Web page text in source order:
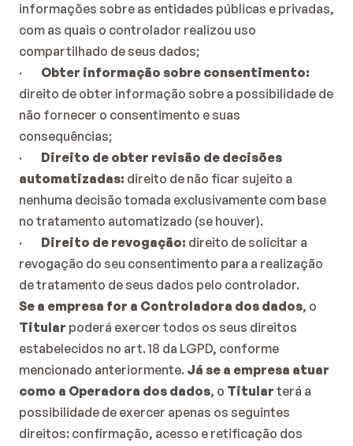
informações sobre as entidades públicas e privadas,
com as quais o controlador realizou uso
compartilhado de seus dados;
· Obter informação sobre consentimento:
direito de obter informação sobre a possibilidade de
não fornecer o consentimento e suas
consequências;
· Direito de obter revisão de decisões
automatizadas: direito de não ficar sujeito a
nenhuma decisão tomada exclusivamente com base
no tratamento automatizado (se houver).
· Direito de revogação: direito de solicitar a
revogação do seu consentimento para a realização
de tratamento de seus dados pelo controlador.
Se a empresa for a Controladora dos dados
Titular poderá exercer todos os seus direitos
estabelecidos no art. 18 da LGPD, conforme
mencionado anteriormente. Já se a empresa atuar
como a Operadora dos dados, o Titular terá a
possibilidade de exercer apenas os seguintes
direitos: confirmação, acesso e retificação dos